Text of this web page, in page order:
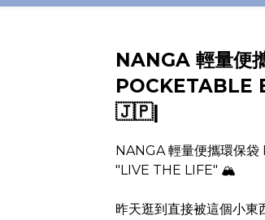
NANGA 輕量便
POCKETABLE
🇯🇵|
NANGA 輕量便攜環保
"LIVE THE LIFE" 🏔️
昨天逛到直接被這個小東